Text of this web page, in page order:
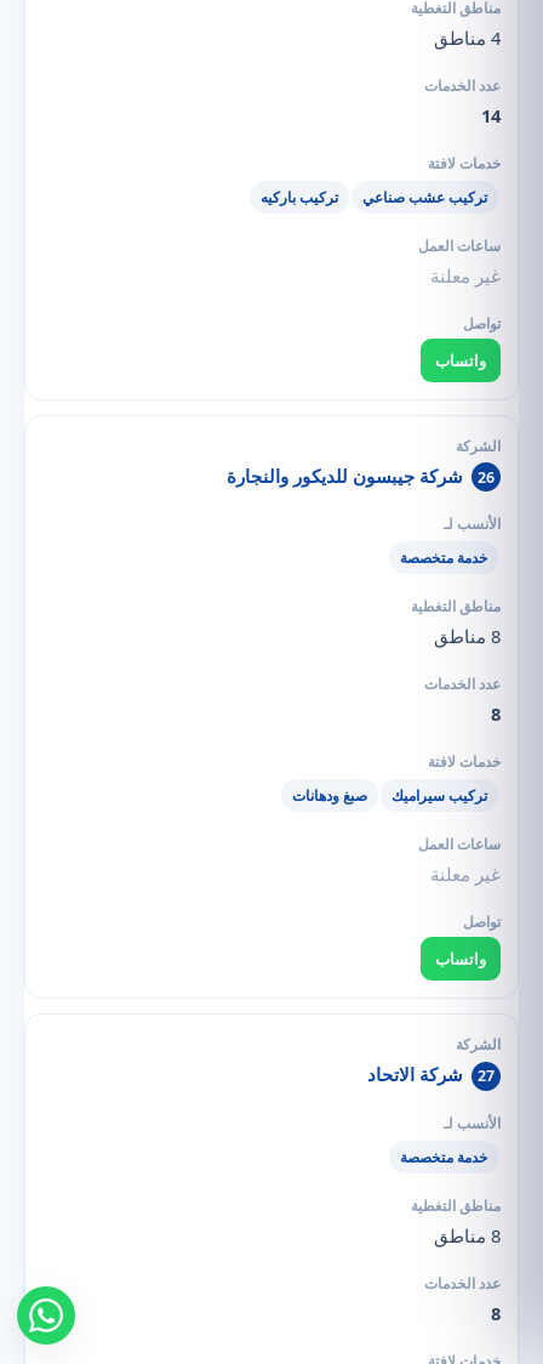
4 مناطق
14
تركيب عشب صناعي تركيب باركيه
غير معلنة
واتساب
26 شركة جيبسون للديكور والنجارة
خدمة متخصصة
8 مناطق
8
تركيب سيراميك صبغ ودهانات
غير معلنة
واتساب
27 شركة الاتحاد
خدمة متخصصة
8 مناطق
8